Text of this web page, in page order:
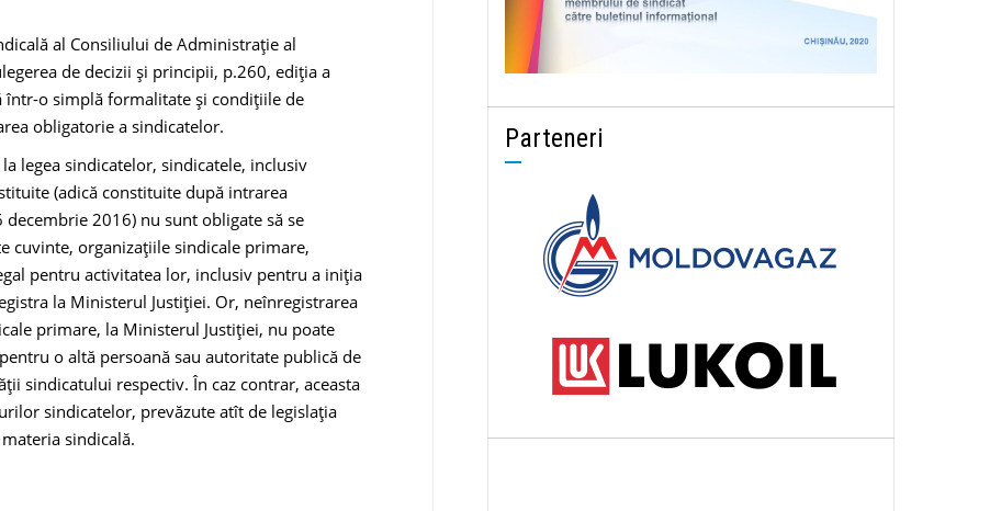
al Consiliului de Administrație al
de decizii și principii, p.260, ediția a
într-o simplă formalitate și condițiile de
obligatorie a sindicatelor.
legea sindicatelor, sindicatele, inclusiv
(adică constituite după intrarea
2016) nu sunt obligate să se
cuvinte, organizațiile sindicale primare,
pentru activitatea lor, inclusiv pentru a iniția
la Ministerul Justiției. Or, neînregistrarea
primare, la Ministerul Justiției, nu poate
o altă persoană sau autoritate publică de
sindicatului respectiv. În caz contrar, aceasta
sindicatelor, prevăzute atît de legislația
sindicală.
Parteneri